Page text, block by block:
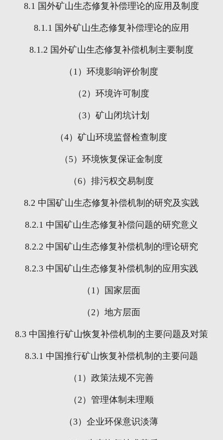
8.1 国外矿山生态修复补偿理论的应用及制度
8.1.1 国外矿山生态修复补偿理论的应用
8.1.2 国外矿山生态修复补偿机制主要制度
（ 1 ）环境影响评价制度
（ 2 ）环境许可制度
（3）矿山闭坑计划
（4）矿山环境监督检查制度
（ 5）环境恢复保证金制度
（6）排污权交易制度
8.2 中国矿山生态修复补偿机制的研究及实践
8.2.1 中国矿山生态修复补偿问题的研究意义
8.2.2 中国矿山生态修复补偿机制的理论研究
8.2.3 中国矿山生态修复补偿机制的应用实践
（ 1 ）国家层面
（ 2 ）地方层面
8.3 中国推行矿山恢复补偿机制的主要问题及对策
8.3.1 中国推行矿山恢复补偿机制的主要问题
（ 1 ）政策法规不完善
（ 2 ）管理体制未理顺
（3）企业环保意识淡薄